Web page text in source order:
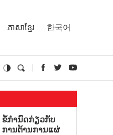
ភាសាខ្មែរ 한국어
ຂໍ້ກຳນົດກ່ຽວກັບ
ການຕ້ານການແຜ່